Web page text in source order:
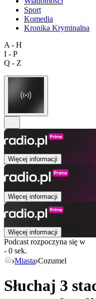
Sport
Komedia
Kronika Kryminalna
A - H
I - P
Q - Z
Więcej informacji
Więcej informacji
Więcej informacji
Podcast rozpoczyna się w
- 0 sek.
Miasta Cozumel
Słuchaj 3